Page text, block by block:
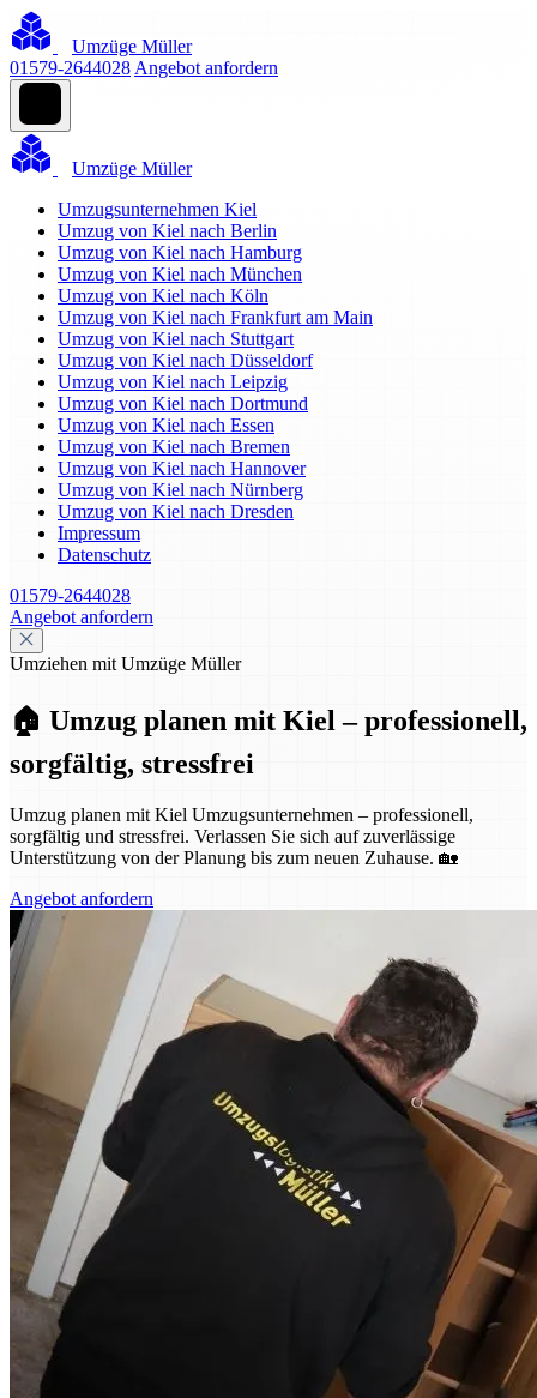
Umzüge Müller
01579-2644028 Angebot anfordern
Umzüge Müller
Umzugsunternehmen Kiel
Umzug von Kiel nach Berlin
Umzug von Kiel nach Hamburg
Umzug von Kiel nach München
Umzug von Kiel nach Köln
Umzug von Kiel nach Frankfurt am Main
Umzug von Kiel nach Stuttgart
Umzug von Kiel nach Düsseldorf
Umzug von Kiel nach Leipzig
Umzug von Kiel nach Dortmund
Umzug von Kiel nach Essen
Umzug von Kiel nach Bremen
Umzug von Kiel nach Hannover
Umzug von Kiel nach Nürnberg
Umzug von Kiel nach Dresden
Impressum
Datenschutz
01579-2644028
Angebot anfordern
Umziehen mit Umzüge Müller
🏠 Umzug planen mit Kiel – professionell,
sorgfältig, stressfrei
Umzug planen mit Kiel Umzugsunternehmen – professionell,
sorgfältig und stressfrei. Verlassen Sie sich auf zuverlässige
Unterstützung von der Planung bis zum neuen Zuhause. 🏡
Angebot anfordern